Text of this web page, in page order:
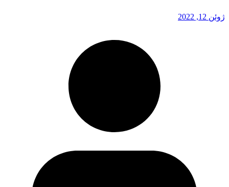
ژوئن 12, 2022